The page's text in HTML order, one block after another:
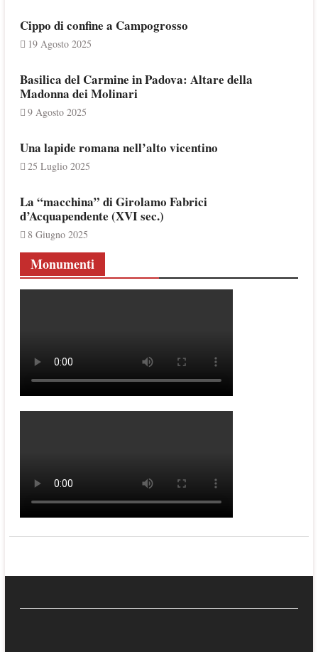
Cippo di confine a Campogrosso
19 Agosto 2025
Basilica del Carmine in Padova: Altare della
Madonna dei Molinari
9 Agosto 2025
Una lapide romana nell’alto vicentino
25 Luglio 2025
La “macchina” di Girolamo Fabrici
d’Acquapendente (XVI sec.)
8 Giugno 2025
Monumenti